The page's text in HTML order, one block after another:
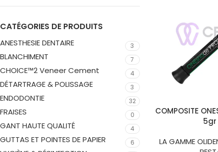
CATÉGORIES DE PRODUITS
ANESTHESIE DENTAIRE 3
BLANCHIMENT 7
CHOICE™2 Veneer Cement 4
DÉTARTRAGE & POLISSAGE 3
ENDODONTIE 32
FRAISES 0
GANT HAUTE QUALITÉ 4
GUTTAS ET POINTES DE PAPIER 6
AJOUTER AU
COMPOSITE
5gr
LA GAMME